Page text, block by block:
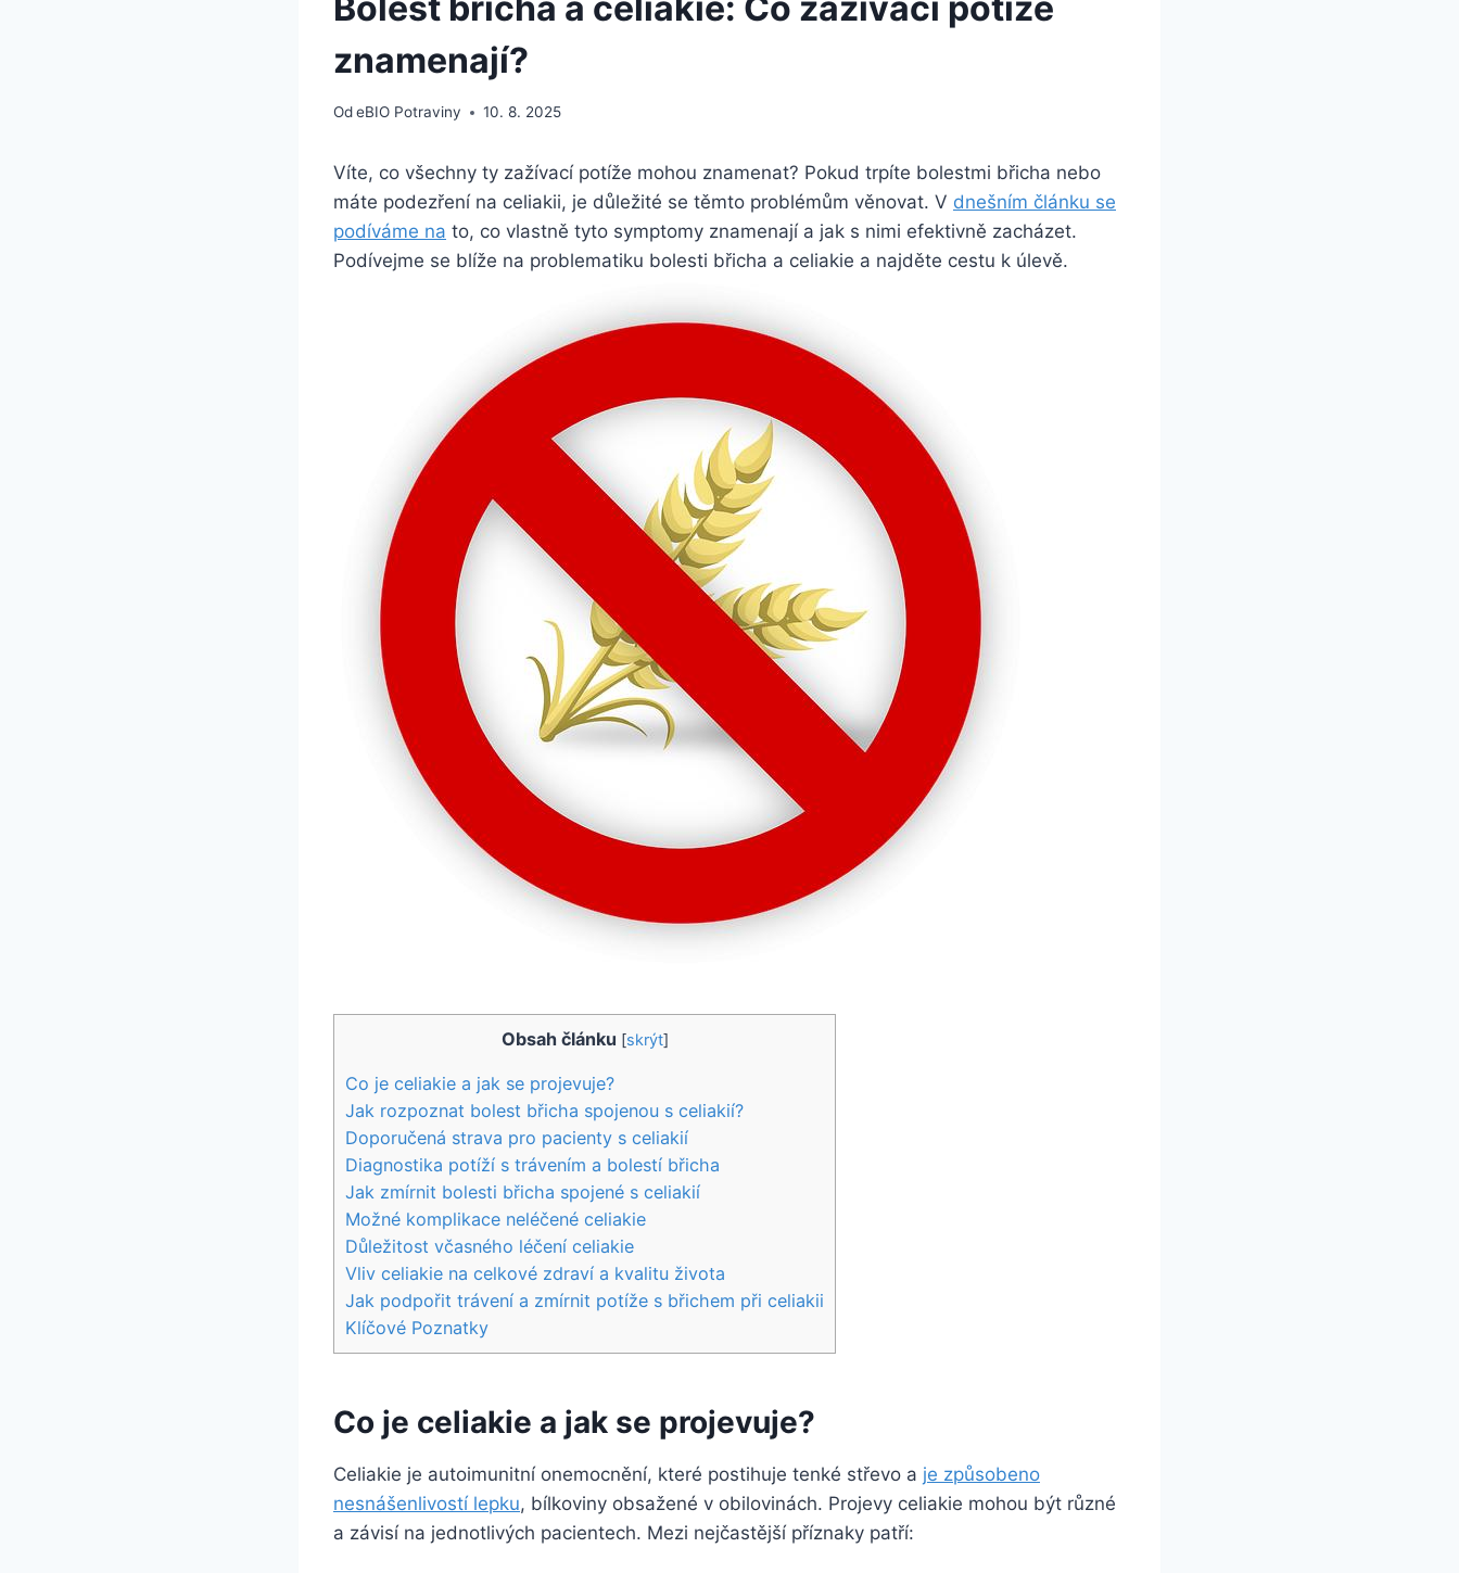
znamenají?
OdeBIO Potraviny 10. 8. 2025
Víte,‌ co všechny ty​ zažívací⁤ potíže mohou znamenat? Pokud trpíte bolestmi ⁣břicha nebo
máte podezření na celiakii, je důležité se těmto problémům věnovat. V dnešním článku se
podíváme na ⁢ to, co vlastně tyto symptomy znamenají a jak s nimi efektivně zacházet.
Podívejme se blíže na problematiku bolesti břicha​ a celiakie⁢ a najděte cestu‍ k​ úlevě.
Obsah článku [skrýt]
Co je celiakie a jak se projevuje?
Jak ⁢rozpoznat bolest břicha spojenou s celiakií?
Doporučená strava pro pacienty s celiakií
Diagnostika ‍potíží s​ trávením⁣ a bolestí břicha
Jak zmírnit bolesti břicha spojené s celiakií
Možné komplikace neléčené celiakie
Důležitost včasného léčení celiakie
Vliv celiakie na ‍celkové zdraví a kvalitu života
Jak podpořit trávení a zmírnit potíže s břichem‌ při celiakii
Klíčové Poznatky
Co je celiakie a jak se projevuje?
Celiakie je autoimunitní onemocnění, které postihuje​ tenké střevo a je způsobeno
nesnášenlivostí lepku, bílkoviny obsažené⁣ v obilovinách. Projevy celiakie mohou být různé
a ⁢závisí ‍na jednotlivých pacientech.‌ Mezi nejčastější příznaky patří: